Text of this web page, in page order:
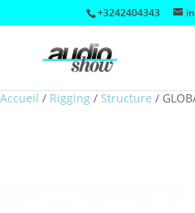
+3242404343
Accueil / Rigging / Structure /